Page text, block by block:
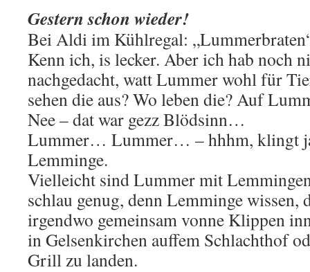
Gestern schon wieder!
Bei Aldi im Kühlregal:
Kenn ich, is lecker. Aber ich hab noch
nachgedacht, watt Lummer wohl für
sehen die aus? Wo leben die? Auf
Nee – dat war gezz Blödsinn…
Lummer… Lummer… – hhhm, klingt
Lemminge.
Vielleicht sind Lummer mit
schlau genug, denn Lemminge wissen,
irgendwo gemeinsam vonne Klippen
in Gelsenkirchen auffem Schlachthof
Grill zu landen.